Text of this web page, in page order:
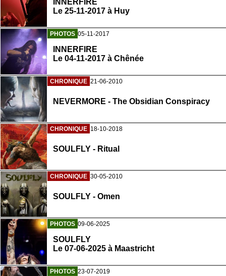
Le 25-11-2017 à Huy
PHOTOS 05-11-2017
INNERFIRE
Le 04-11-2017 à Chênée
CHRONIQUE 21-06-2010
NEVERMORE - The Obsidian Conspiracy
CHRONIQUE 18-10-2018
SOULFLY - Ritual
CHRONIQUE 30-05-2010
SOULFLY - Omen
PHOTOS 09-06-2025
SOULFLY
Le 07-06-2025 à Maastricht
PHOTOS 23-07-2019